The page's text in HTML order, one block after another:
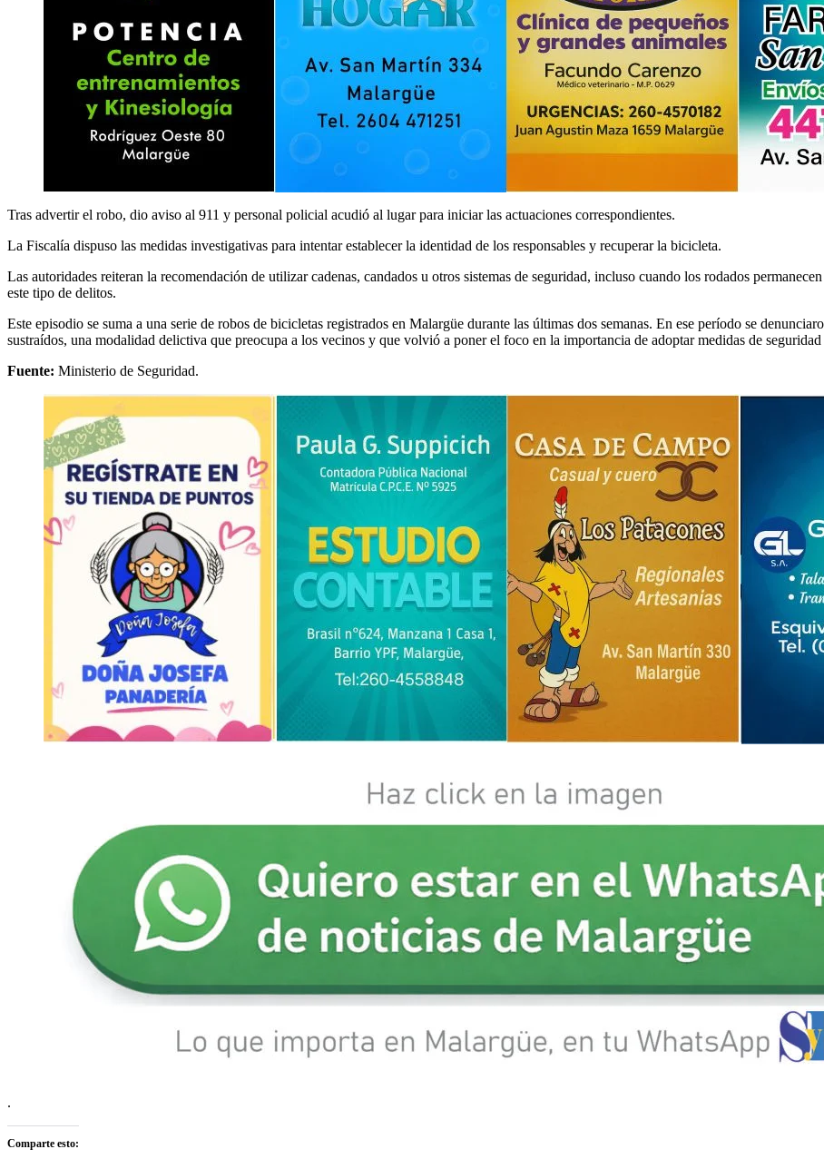
Tras advertir el robo, dio aviso al 911 y personal policial acudió al lugar para iniciar las actuaciones correspondientes.
La Fiscalía dispuso las medidas investigativas para intentar establecer la identidad de los responsables y recuperar la bicicleta.
Las autoridades reiteran la recomendación de utilizar cadenas, candados u otros sistemas de seguridad, incluso cuando los rodados
este tipo de delitos.
Este episodio se suma a una serie de robos de bicicletas registrados en Malargüe durante las últimas dos semanas. En ese período se
sustraídos, una modalidad delictiva que preocupa a los vecinos y que volvió a poner el foco en la importancia de adoptar medidas de
Fuente: Ministerio de Seguridad.
.
Comparte esto: